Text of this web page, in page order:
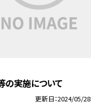
の実施について
更新日 2024/05/28